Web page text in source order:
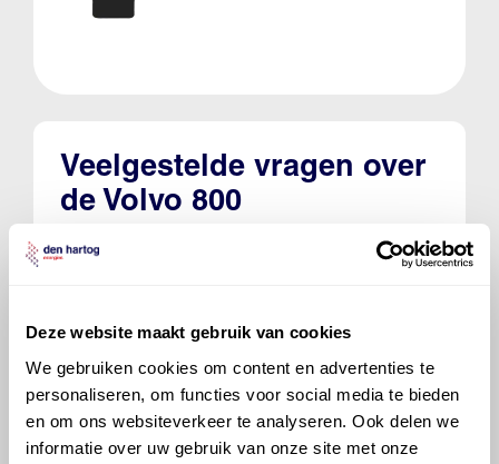
Deze website maakt gebruik van cookies
We gebruiken cookies om content en advertenties te
personaliseren, om functies voor social media te bieden
en om ons websiteverkeer te analyseren. Ook delen we
informatie over uw gebruik van onze site met onze
Veelgestelde vragen over
de Volvo 800
Welke motorolie adviseert Den Hartog
800?
Hoe vaak moet de motorolie ververst